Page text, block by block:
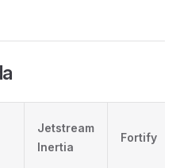
Jetstream
Inertia
Fortify